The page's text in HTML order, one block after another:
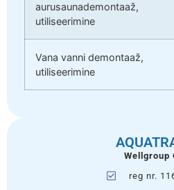
aurusaunademontaaž,
utiliseerimine
Vana vanni demontaaž,
utiliseerimine
Wellgroup
reg nr.